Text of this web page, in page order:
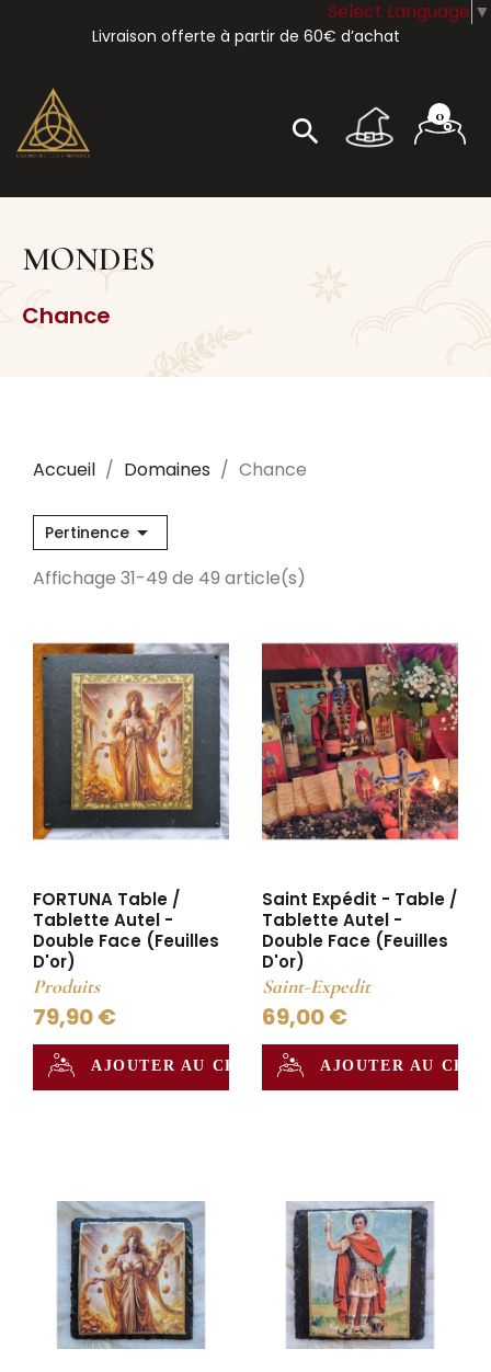
Livraison offerte à partir de 60€ d’achat
search 0
MONDES
Chance
Accueil Domaines Chance
Pertinence 
Affichage 31-49 de 49 article(s)
FORTUNA Table /
Tablette Autel -
Double Face (feuilles
D'or)
Produits
79,90 €
AJOUTER AU CHAUDRON
Saint Expédit - Table /
Tablette Autel -
Double Face (feuilles
D'or)
Saint-Expedit
69,00 €
AJOUTER AU
Select Language ▼